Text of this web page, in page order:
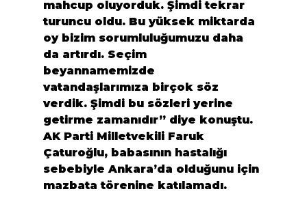
mahcup oluyorduk. Şimdi tekrar
turuncu oldu. Bu yüksek miktarda
oy bizim sorumluluğumuzu daha
da artırdı. Seçim
beyannamemizde
vatandaşlarımıza birçok söz
verdik. Şimdi bu sözleri yerine
getirme zamanıdır” diye konuştu.
AK Parti Milletvekili Faruk
Çaturoğlu, babasının hastalığı
sebebiyle Ankara’da olduğunu için
mazbata törenine katılamadı.